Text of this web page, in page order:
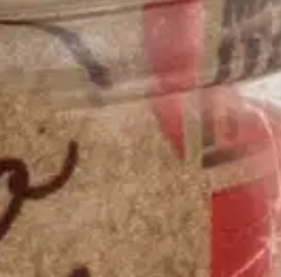
Quattro Stagioni purkit
säilönnässä sokerilla ja
heti. Anna tölkkien jäähtyä ja
valmistettuja hilloja
kannelle suositellaan käsinpesua.